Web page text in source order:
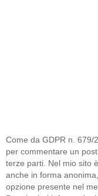
Come da GDPR n. 679/
per commentare un
terze parti. Nel mio sito
anche in forma
opzione presente nel